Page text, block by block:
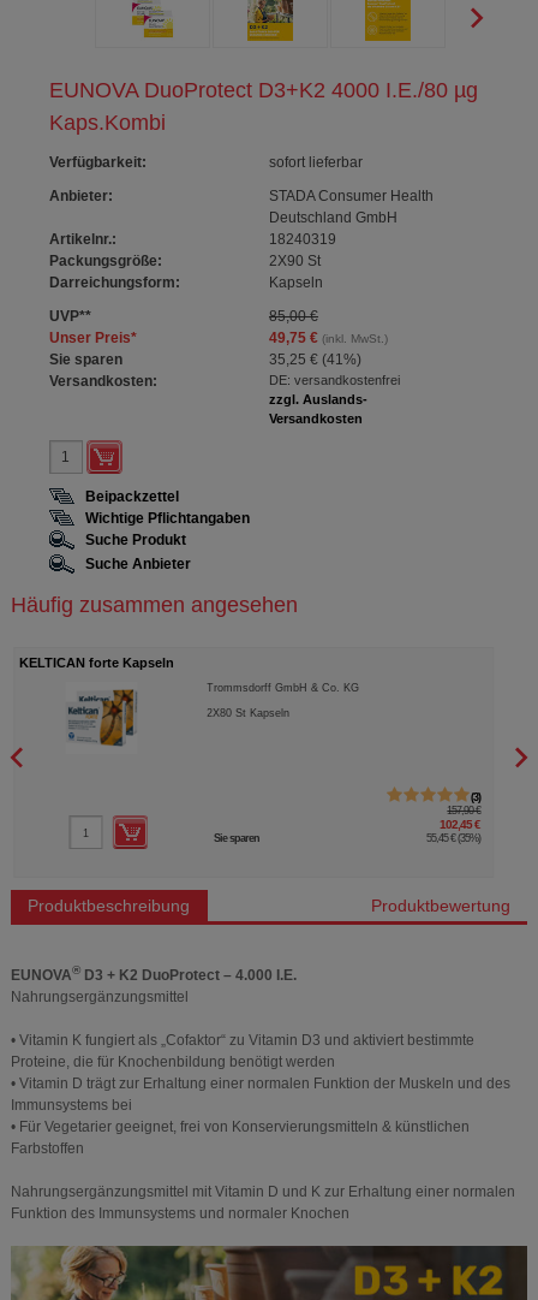
EUNOVA DuoProtect D3+K2 4000 I.E./80 µg
Kaps.Kombi
Verfügbarkeit:
sofort lieferbar
Anbieter:
STADA Consumer Health
Deutschland GmbH
Artikelnr.:
18240319
Packungsgröße:
2X90 St
Darreichungsform:
Kapseln
UVP**
85,00 €
Unser Preis* 49,75 €(inkl. MwSt.)
Sie sparen 35,25 € (41%)
Versandkosten:
DE: versandkostenfrei
zzgl. Auslands-
Versandkosten
Beipackzettel
Wichtige Pflichtangaben
Suche Produkt
Suche Anbieter
Häufig zusammen angesehen
KELTICAN forte Kapseln
Trommsdorff GmbH & Co. KG
2X80St Kapseln
3
157,90 €
102,45 €
Sie sparen 55,45 € (35%)
Produktbeschreibung Produktbewertung
EUNOVA®D3 + K2 DuoProtect – 4.000 I.E.
Nahrungsergänzungsmittel
• Vitamin K fungiert als „Cofaktor“ zu Vitamin D3 und aktiviert bestimmte
Proteine, die für Knochenbildung benötigt werden
• Vitamin D trägt zur Erhaltung einer normalen Funktion der Muskeln und des
Immunsystems bei
• Für Vegetarier geeignet, frei von Konservierungsmitteln & künstlichen
Farbstoffen
Nahrungsergänzungsmittel mit Vitamin D und K zur Erhaltung einer normalen
Funktion des Immunsystems und normaler Knochen